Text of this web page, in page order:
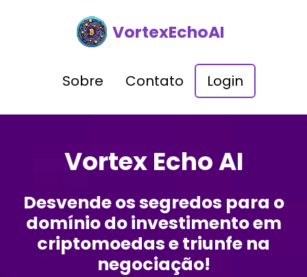
VortexEchoAI
Sobre Contato Login
Vortex Echo AI
Desvende os segredos para o
domínio do investimento em
criptomoedas e triunfe na
negociação!